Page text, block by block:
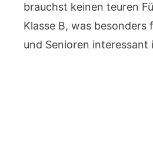
brauchst keinen teuren
Klasse B, was besonders
und Senioren interessant